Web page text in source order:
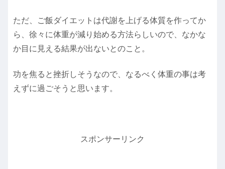
ただ、ご飯ダイエットは代謝を上げる体質を作ってか
ら、徐々に体重が減り始める方法らしいので、なかな
か目に見える結果が出ないとのこと。
功を焦ると挫折しそうなので、なるべく体重の事は考
えずに過ごそうと思います。
スポンサーリンク